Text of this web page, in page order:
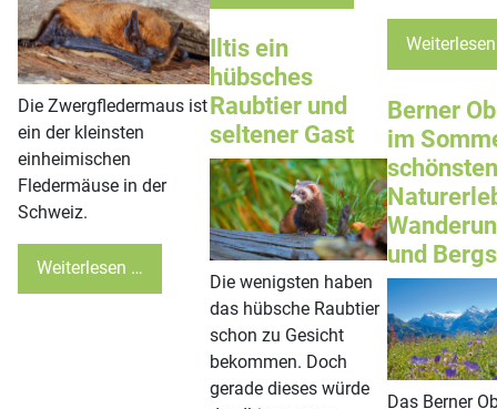
Die Zwergfledermaus ist
ein der kleinsten
einheimischen
Fledermäuse in der
Schweiz.
Weiterlesen …
Iltis ein
hübsches
Raubtier und
seltener Gast
Die wenigsten haben
das hübsche Raubtier
schon zu Gesicht
bekommen. Doch
gerade dieses würde
Berner
im
schönsten
und
Das Berner